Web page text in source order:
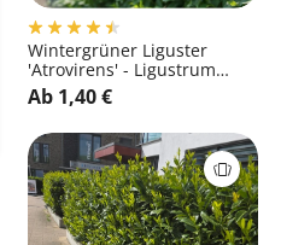
Wintergrüner Liguster
'Atrovirens' - Ligustrum
vulgare 'Atrovirens'
Ab 1,40 €